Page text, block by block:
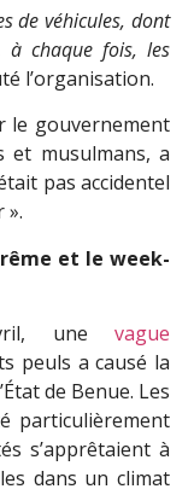
de véhicules, dont
à chaque fois, les
l’organisation.
le gouvernement
et musulmans, a
pas accidentel
».
et le week-
une vague
peuls a causé la
de Benue. Les
particulièrement
s’apprêtaient à
dans un climat